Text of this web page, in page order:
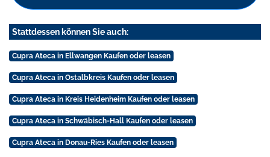
Stattdessen können Sie auch:
Cupra Ateca in Ellwangen Kaufen oder leasen
Cupra Ateca in Ostalbkreis Kaufen oder leasen
Cupra Ateca in Kreis Heidenheim Kaufen oder leasen
Cupra Ateca in Schwäbisch-Hall Kaufen oder leasen
Cupra Ateca in Donau-Ries Kaufen oder leasen